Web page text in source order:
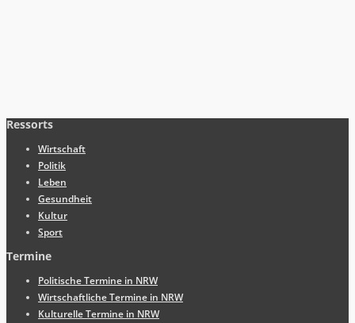
Ressorts
Wirtschaft
Politik
Leben
Gesundheit
Kultur
Sport
Termine
Politische Termine in NRW
Wirtschaftliche Termine in NRW
Kulturelle Termine in NRW